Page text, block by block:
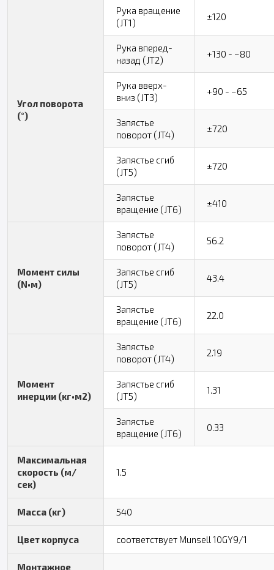
Угол поворота
(°)
Рука вращение
(JT1)
±120
Рука вперед-
назад (JT2)
+130 - −80
Рука вверх-
вниз (JT3)
+90 - −65
Запястье
поворот (JT4)
±720
Запястье сгиб
(JT5)
±720
Запястье
вращение (JT6)
±410
Момент силы
(N•м)
Запястье
поворот (JT4)
56.2
Запястье сгиб
(JT5)
43.4
Запястье
вращение (JT6)
22.0
Момент
инерции (кг•м2)
Запястье
поворот (JT4)
2.19
Запястье сгиб
(JT5)
1.31
Запястье
вращение (JT6)
0.33
Максимальная
скорость (м/
сек)
1.5
Масса (кг) 540
Цвет корпуса соответствует Munsell 10GY9/1
Монтажное